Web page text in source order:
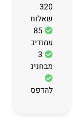
320
שאלות
85
עמודים
3
מבחנים
להדפסה